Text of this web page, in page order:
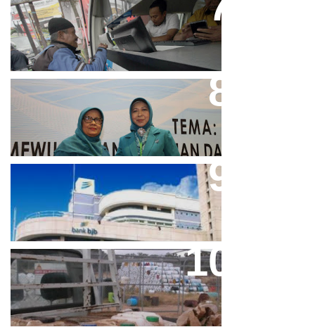
Bjb T Samsat Manjakan Nasabah
Dalam Bayar Pajak Kendaraan
Perpres No.99/2017 Bisa Jadi
Acuan Semangat Pengabdian
Aher Minta Pemerintah Pusat
Masukan Kembali BJB Sebagai
Penyalur KUR
Paparan Pestisida Sebabkan
Parkinson Dan Kanker